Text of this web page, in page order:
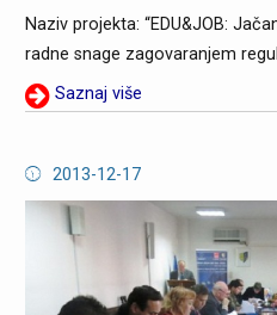
Naziv projekta: “EDU&JOB:
radne snage zagovaranjem
Saznaj više
2013-12-17